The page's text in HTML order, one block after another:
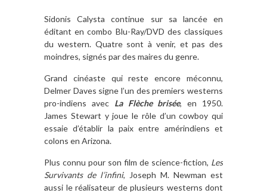
Sidonis Calysta continue sur sa lancée en
éditant en combo Blu-Ray/DVD des classiques
du western. Quatre sont à venir, et pas des
moindres, signés par des maires du genre.
Grand cinéaste qui reste encore méconnu,
Delmer Daves signe l’un des premiers westerns
pro-indiens avec La Flèche brisée, en 1950.
James Stewart y joue le rôle d’un cowboy qui
essaie d’établir la paix entre amérindiens et
colons en Arizona.
Plus connu pour son film de science-fiction, Les
Survivants de l’infini, Joseph M. Newman est
aussi le réalisateur de plusieurs westerns dont